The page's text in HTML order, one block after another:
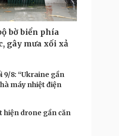
bờ biển phía
gây mưa xối xả
9/8: “Ukraine gần
máy nhiệt điện
hiện drone gần căn